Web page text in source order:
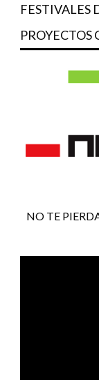
FESTIVALES
PROYECTOS
NO TE